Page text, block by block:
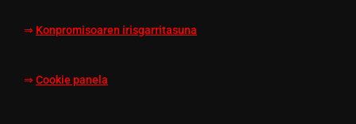
⇒ Konpromisoaren irisgarritasuna
⇒ Cookie panela